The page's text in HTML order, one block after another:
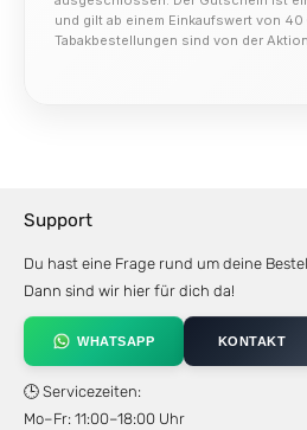
und gilt ab einem Einkaufswert von 40
Tabakbestellungen sind von der
Support
Du hast eine Frage rund um deine
Dann sind wir hier für dich da!
WHATSAPP KONTAKT
🕒 Servicezeiten:
Mo–Fr: 11:00–18:00 Uhr